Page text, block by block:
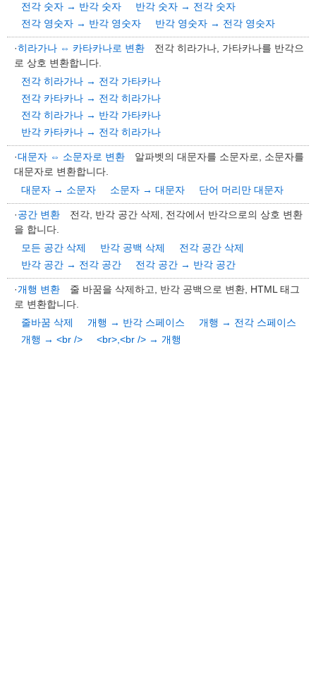
전각 숫자 → 반각 숫자
반각 숫자 → 전각 숫자
전각 영숫자 → 반각 영숫자
반각 영숫자 → 전각 영숫자
·히라가나 ⇔ 카타카나로 변환 전각 히라가나, 가타카나를 반각으
로 상호 변환합니다.
전각 히라가나 → 전각 가타카나
전각 카타카나 → 전각 히라가나
전각 히라가나 → 반각 가타카나
반각 카타카나 → 전각 히라가나
·대문자 ⇔ 소문자로 변환 알파벳의 대문자를 소문자로, 소문자를
대문자로 변환합니다.
대문자 → 소문자
소문자 → 대문자 단어 머리만 대문자
·공간 변환 전각, 반각 공간 삭제, 전각에서 반각으로의 상호 변환
을 합니다.
모든 공간 삭제
반각 공백 삭제
전각 공간 삭제
반각 공간 → 전각 공간
전각 공간 → 반각 공간
·개행 변환 줄 바꿈을 삭제하고, 반각 공백으로 변환, HTML 태그
로 변환합니다.
줄바꿈 삭제
개행 → 반각 스페이스
개행 → 전각 스페이스
개행 → <br />
<br>,<br /> → 개행